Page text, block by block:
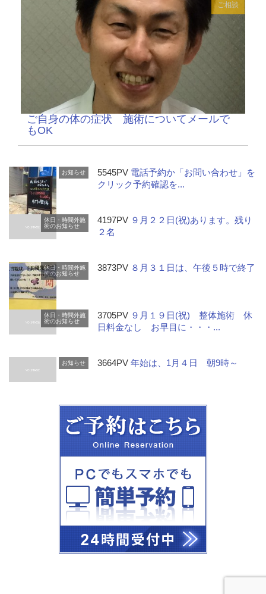
ご相談
ご自身の体の症状 施術についてメールで
もOK
お知らせ 5545PV 電話予約か「お問い合わせ」を
クリック予約確認を...
休日・時間外施
術のお知らせ
4197PV ９月２２日(祝)あります。残り
２名
休日・時間外施
術のお知らせ
3873PV ８月３１日は、午後５時で終了
休日・時間外施
術のお知らせ
3705PV ９月１９日(祝) 整体施術 休
日料金なし お早目に・・・...
お知らせ 3664PV年始は、1月４日 朝9時～